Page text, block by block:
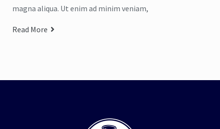
Read more
magna aliqua. Ut enim ad minim veniam,
Read More